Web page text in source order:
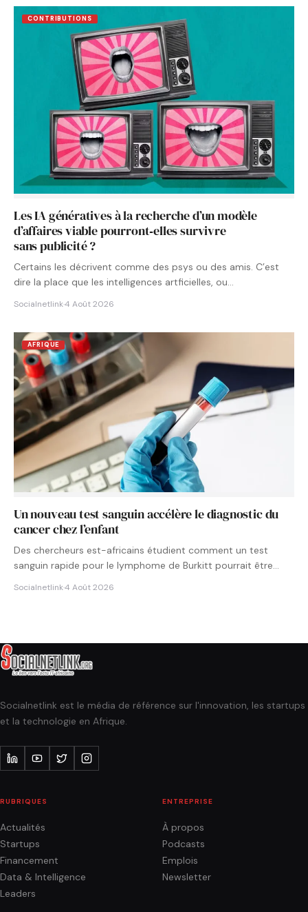
CONTRIBUTIONS
Les IA génératives à la recherche d’un modèle
d’affaires viable pourront‑elles survivre
sans publicité ?
Certains les décrivent comme des psys ou des amis. C’est
dire la place que les intelligences artficielles, ou…
Socialnetlink·4 Août 2026
AFRIQUE
Un nouveau test sanguin accélère le diagnostic du
cancer chez l’enfant
Des chercheurs est-africains étudient comment un test
sanguin rapide pour le lymphome de Burkitt pourrait être
Socialnetlink·4 Août 2026
Socialnetlink est le média de référence sur l'innovation, les startups
et la technologie en Afrique.
RUBRIQUES
Actualités
Startups
Financement
Data & Intelligence
Leaders
ENTREPRISE
À propos
Podcasts
Emplois
Newsletter